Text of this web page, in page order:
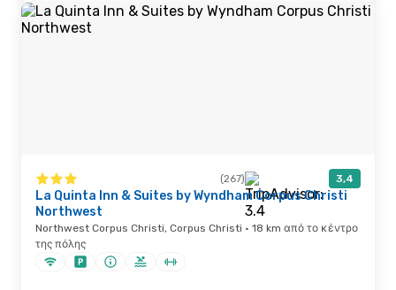
(267) 3,4
La Quinta Inn & Suites by Wyndham Corpus Christi
Northwest
Northwest Corpus Christi, Corpus Christi · 18 km από το κέντρο
της πόλης